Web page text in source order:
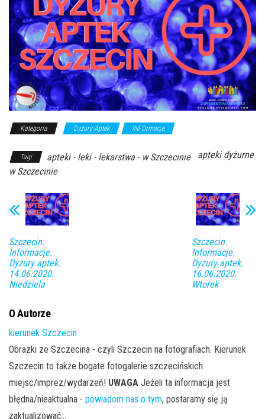
Kategoria Dyżury Aptek INFOrmacje
Tagi apteki - leki - lekarstwa - w Szczecinie
apteki dyżurne
w Szczecinie
Szczecin.
Informacje.
Dyżury aptek.
14.06.2020.
Niedziela
Szczecin.
Informacje.
Dyżury aptek.
16.06.2020.
Wtorek
O Autorze
kierunek Szczecin
Obrazki ze Szczecina - czyli Szczecin na fotografiach. Kierunek
Szczecin to także bogate fotogalerie szczecińskich
miejsc/imprez/wydarzeń! UWAGA Jeżeli ta informacja jest
błędna/nieaktualna - powiadom nas o tym, postaramy się ją
zaktualizować...